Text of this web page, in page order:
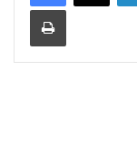
Print